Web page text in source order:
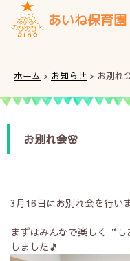
あいね保育園
ホーム > お知らせ > お別れ
お別れ会🌸
3月16日にお別れ会を行い
まずはみんなで楽しく“
しました🎵